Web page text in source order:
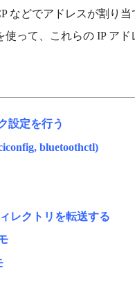
などでアドレスが割り
使って、これらの IP ア
設定を行う
bluetoothctl)
レクトリを転送する